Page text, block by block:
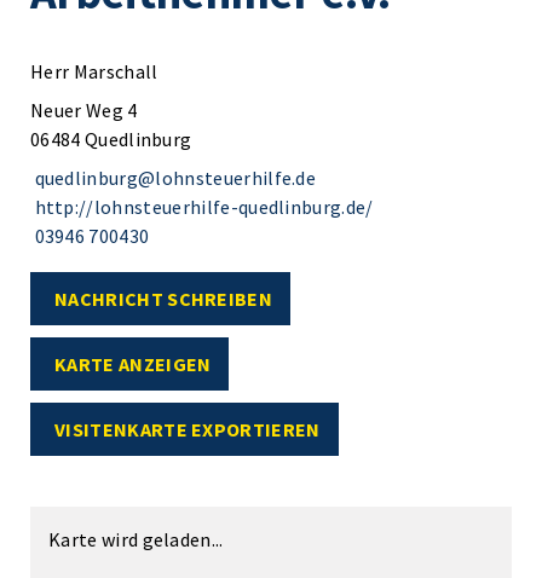
Herr Marschall
Neuer Weg 4
06484 Quedlinburg
quedlinburg@lohnsteuerhilfe.de
http://lohnsteuerhilfe-quedlinburg.de/
03946 700430
NACHRICHT SCHREIBEN
KARTE ANZEIGEN
VISITENKARTE EXPORTIEREN
Karte wird geladen...